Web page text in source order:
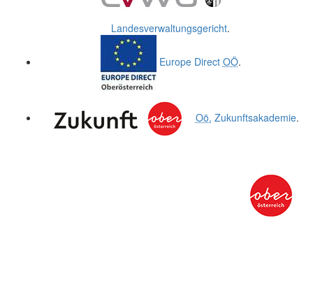
Landesverwaltungsgericht.
Europe Direct OÖ.
Oö. Zukunftsakademie.